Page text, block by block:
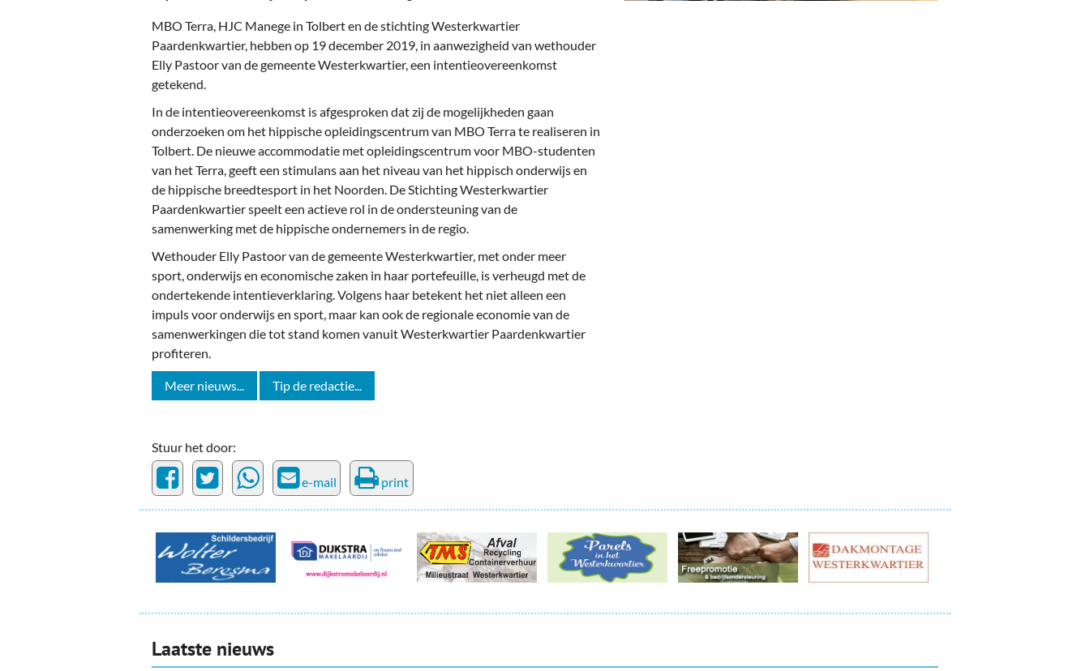
Politieke Partijen
Zuidhorners
On-line bestellen in Zuidhorn
Financiën, Makelaars & Hypotheken
Diensten, Gemak & Zakelijk
(Ver) Bouw & Onderhoud
Bedrijventerreinen
Bedrijven van Vroeger
MBO Terra, HJC Manege in Tolbert en de stichting Westerkwartier
Paardenkwartier, hebben op 19 december 2019, in aanwezigheid van wethouder
Elly Pastoor van de gemeente Westerkwartier, een intentieovereenkomst
getekend.
In de intentieovereenkomst is afgesproken dat zij de mogelijkheden gaan
onderzoeken om het hippische opleidingscentrum van MBO Terra te realiseren in
Tolbert. De nieuwe accommodatie met opleidingscentrum voor MBO-studenten
van het Terra, geeft een stimulans aan het niveau van het hippisch onderwijs en
de hippische breedtesport in het Noorden. De Stichting Westerkwartier
Paardenkwartier speelt een actieve rol in de ondersteuning van de
samenwerking met de hippische ondernemers in de regio.
Wethouder Elly Pastoor van de gemeente Westerkwartier, met onder meer
sport, onderwijs en economische zaken in haar portefeuille, is verheugd met de
ondertekende intentieverklaring. Volgens haar betekent het niet alleen een
impuls voor onderwijs en sport, maar kan ook de regionale economie van de
samenwerkingen die tot stand komen vanuit Westerkwartier Paardenkwartier
profiteren.
Meer nieuws... Tip de redactie...
Stuur het door:
e-mail print
Laatste nieuws